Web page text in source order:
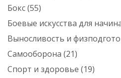
Бокс(55)
Боевые искусства для
Выносливость и
Самооборона (21)
Спорт и здоровье (19)